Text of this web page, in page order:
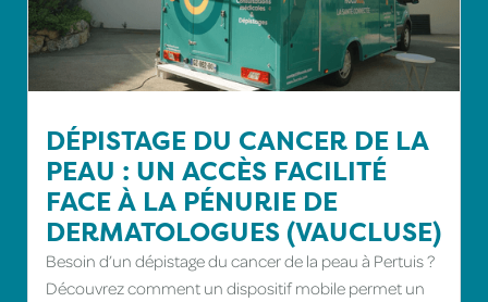
DÉPISTAGE DU CANCER DE LA
PEAU : UN ACCÈS FACILITÉ
FACE À LA PÉNURIE DE
DERMATOLOGUES (VAUCLUSE)
Besoin d’un dépistage du cancer de la peau à Pertuis ?
Découvrez comment un dispositif mobile permet un